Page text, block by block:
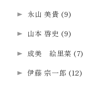
永山 美貴 (9)
山本 啓史 (9)
成美 絵里菜 (7)
伊藤 宗一郎 (12)